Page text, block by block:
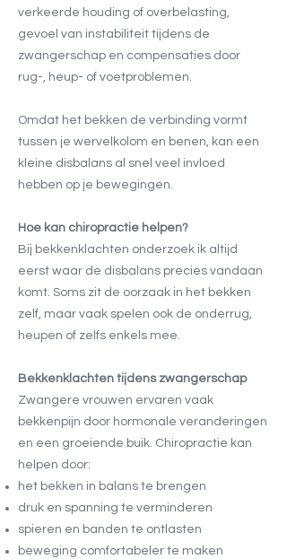
verkeerde houding of overbelasting,
gevoel van instabiliteit tijdens de
zwangerschap en compensaties door
rug-, heup- of voetproblemen.
Omdat het bekken de verbinding vormt
tussen je wervelkolom en benen, kan een
kleine disbalans al snel veel invloed
hebben op je bewegingen.
Hoe kan chiropractie helpen?
Bij bekkenklachten onderzoek ik altijd
eerst waar de disbalans precies vandaan
komt. Soms zit de oorzaak in het bekken
zelf, maar vaak spelen ook de onderrug,
heupen of zelfs enkels mee.
Bekkenklachten tijdens zwangerschap
Zwangere vrouwen ervaren vaak
bekkenpijn door hormonale veranderingen
en een groeiende buik. Chiropractie kan
helpen door:
het bekken in balans te brengen
druk en spanning te verminderen
spieren en banden te ontlasten
beweging comfortabeler te maken